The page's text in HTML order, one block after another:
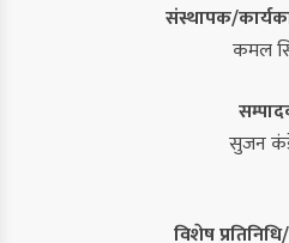
संस्थापक/
कमल
सुजन
विशेष